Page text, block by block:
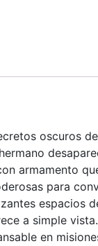
oscuros
armamento
para
a simple
en